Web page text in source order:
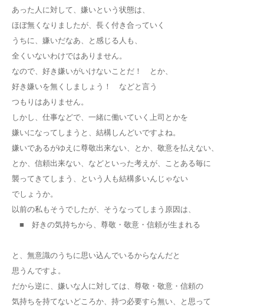
あった人に対して、嫌いという状態は、
ほぼ無くなりましたが、長く付き合っていく
うちに、嫌いだなあ、と感じる人も、
全くいないわけではありません。
なので、好き嫌いがいけないことだ！ とか、
好き嫌いを無くしましょう！ などと言う
つもりはありません。
しかし、仕事などで、一緒に働いていく上司とかを
嫌いになってしまうと、結構しんどいですよね。
嫌いであるがゆえに尊敬出来ない、とか、敬意を払えない、
とか、信頼出来ない、などといった考えが、ことある毎に
襲ってきてしまう、という人も結構多いんじゃない
でしょうか。
以前の私もそうでしたが、そうなってしまう原因は、
■ 好きの気持ちから、尊敬・敬意・信頼が生まれる
と、無意識のうちに思い込んでいるからなんだと
思うんですよ。
だから逆に、嫌いな人に対しては、尊敬・敬意・信頼の
気持ちを持てないどころか、持つ必要すら無い、と思って